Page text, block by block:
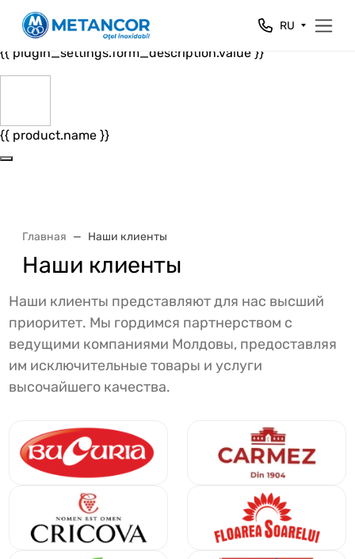
Close
{{ plugin_settings.form_header.value }}
{{ plugin_settings.form_description.value }}
{{ product.name }}
RU
Главная Наши клиенты
Наши клиенты
Наши клиенты представляют для нас высший
приоритет. Мы гордимся партнерством с
ведущими компаниями Молдовы, предоставляя
им исключительные товары и услуги
высочайшего качества.